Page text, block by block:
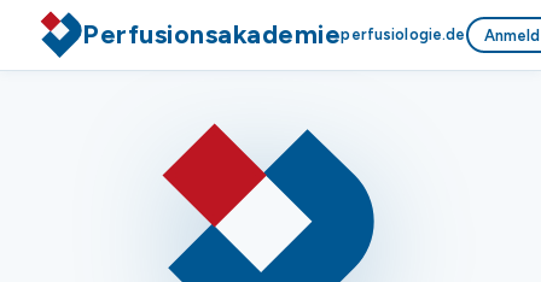
Perfusionsakademieperfusiologie.de